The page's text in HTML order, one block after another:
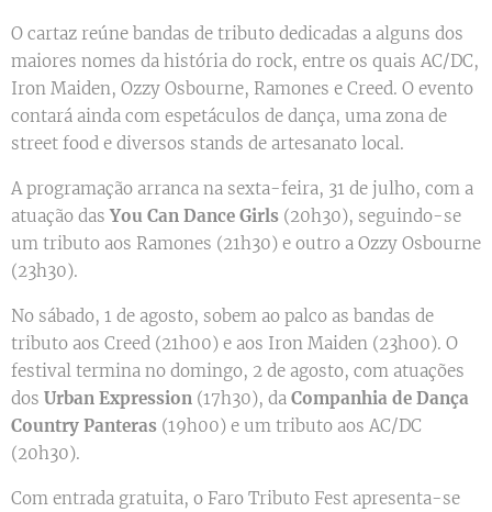
O cartaz reúne bandas de tributo dedicadas a alguns dos
maiores nomes da história do rock, entre os quais AC/DC,
Iron Maiden, Ozzy Osbourne, Ramones e Creed. O evento
contará ainda com espetáculos de dança, uma zona de
street food e diversos stands de artesanato local.
A programação arranca na sexta-feira, 31 de julho, com a
atuação dasYou Can Dance Girls (20h30), seguindo-se
um tributo aos Ramones (21h30) e outro a Ozzy Osbourne
(23h30).
No sábado, 1 de agosto, sobem ao palco as bandas de
tributo aos Creed (21h00) e aos Iron Maiden (23h00). O
festival termina no domingo, 2 de agosto, com atuações
dos Urban Expression (17h30), da Companhia de Dança
Country Panteras (19h00) e um tributo aos AC/DC
(20h30).
Com entrada gratuita, o Faro Tributo Fest apresenta-se